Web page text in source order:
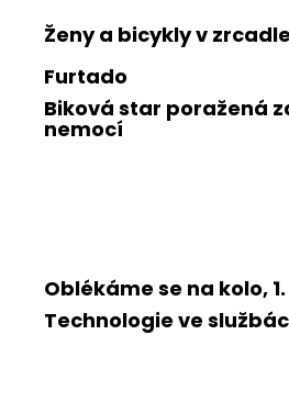
Ženy a bicykly v
Furtado
Biková star poražená
nemocí
Oblékáme se na kolo,
Technologie ve